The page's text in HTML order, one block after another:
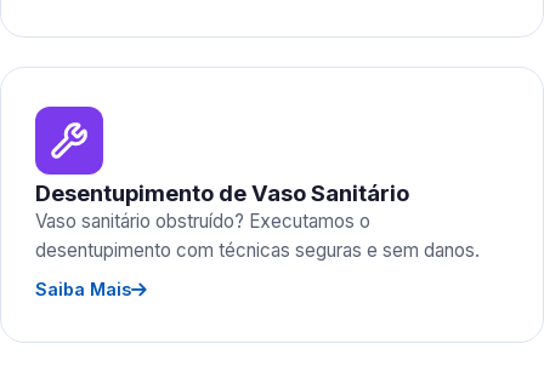
Desentupimento de Vaso Sanitário
Vaso sanitário obstruído? Executamos o
desentupimento com técnicas seguras e sem danos.
Saiba Mais